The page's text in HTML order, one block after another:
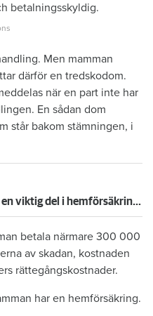
betalningsskyldig.
Men mamman
därför en tredskodom.
när en part inte har
En sådan dom
står bakom stämningen, i
Ansvarsskyddet – en viktig del i hemförsäkringen
betala närmare 300 000
av skadan, kostnaden
rättegångskostnader.
har en hemförsäkring.